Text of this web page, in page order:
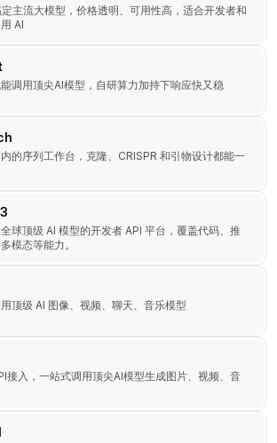
主流大模型，价格透明、可用性高，适合开发者和
AI
调用顶尖AI模型，自研算力加持下响应快又稳
的序列工作台，克隆、CRISPR 和引物设计都能一
球顶级 AI 模型的开发者 API 平台，覆盖代码、推
模态等能力。
顶级 AI 图像、视频、聊天、音乐模型
接入，一站式调用顶尖AI模型生成图片、视频、音